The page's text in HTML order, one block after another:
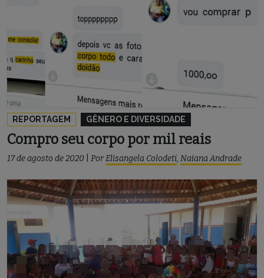
REPORTAGEM GÊNERO E DIVERSIDADE
Compro seu corpo por mil reais
17 de agosto de 2020 PorElisangela Colodeti, Naiana Andrade